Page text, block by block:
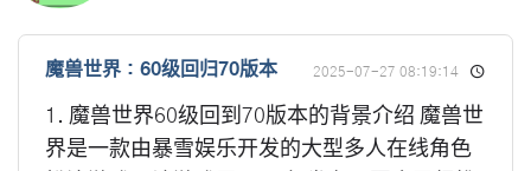
魔兽世界：60级回归70版本 2025-07-27 08:19:14
1. 魔兽世界60级回到70版本的背景介绍 魔兽世
界是一款由暴雪娱乐开发的大型多人在线角色